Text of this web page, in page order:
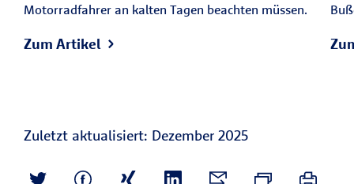
Motorradfahrer an kalten Tagen beachten müssen.
Zum Artikel
Zuletzt aktualisiert: Dezember 2025